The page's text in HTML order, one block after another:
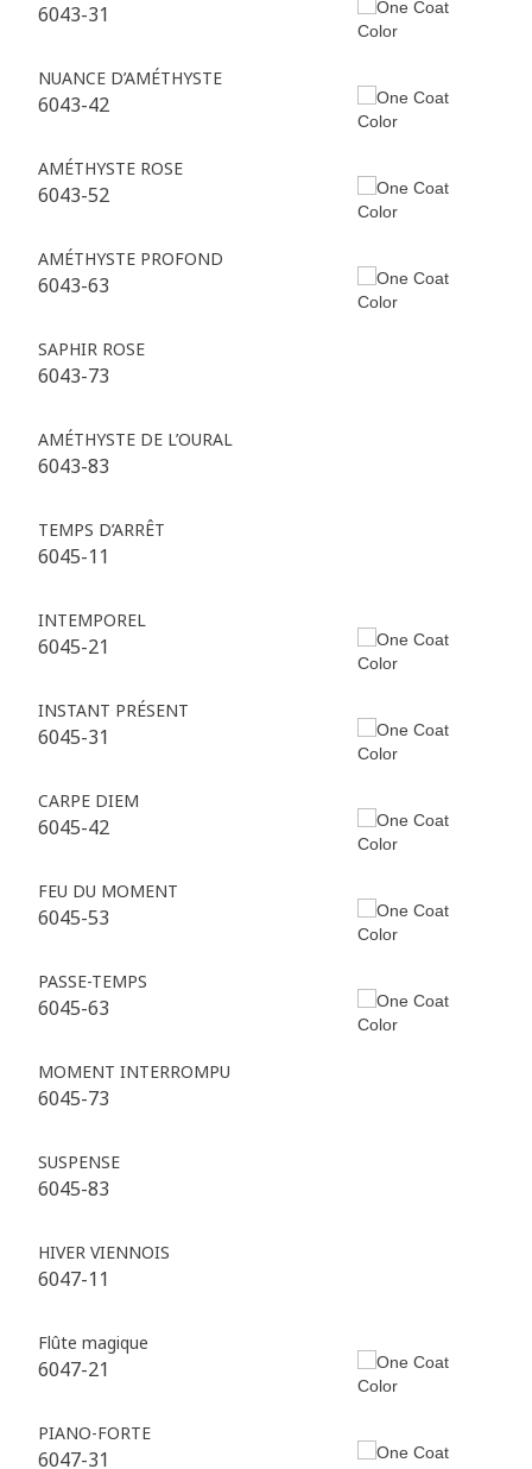
6043-31
NUANCE D’AMÉTHYSTE
6043-42
AMÉTHYSTE ROSE
6043-52
AMÉTHYSTE PROFOND
6043-63
SAPHIR ROSE
6043-73
AMÉTHYSTE DE L’OURAL
6043-83
TEMPS D’ARRÊT
6045-11
INTEMPOREL
6045-21
INSTANT PRÉSENT
6045-31
CARPE DIEM
6045-42
FEU DU MOMENT
6045-53
PASSE-TEMPS
6045-63
MOMENT INTERROMPU
6045-73
SUSPENSE
6045-83
HIVER VIENNOIS
6047-11
Flûte magique
6047-21
PIANO-FORTE
6047-31